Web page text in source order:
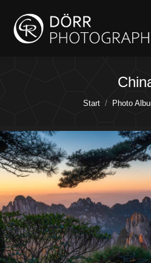
Sie befinden
Start Photo